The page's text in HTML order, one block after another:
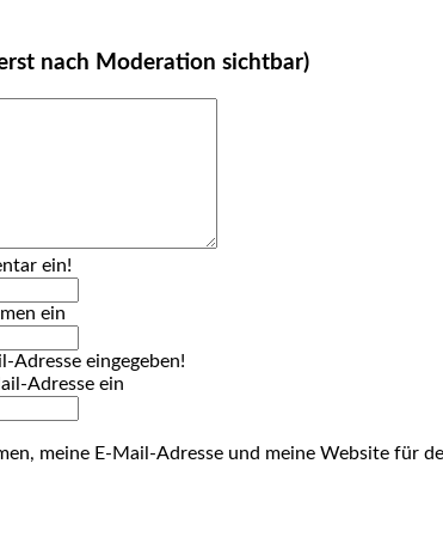
nach Moderation sichtbar)
ein!
ein
Adresse eingegeben!
Adresse ein
meine E-Mail-Adresse und meine Website für